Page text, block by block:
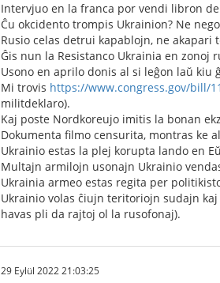
Intervjuo en la franca por vendi libron
Ĉu okcidento trompis Ukrainion? Ne
Rusio celas detrui kapablojn, ne
Ĝis nun la Resistanco Ukrainia en zonoj
Usono en aprilo donis al si leĝon laŭ kiu
Mi trovis https://www.congress.gov/bill/
militdeklaro).
Kaj poste Nordkoreujo imitis la bonan
Dokumenta filmo censurita, montras ke
Ukrainio estas la plej korupta lando en
Multajn armilojn usonajn Ukrainio
Ukrainia armeo estas regita per
Ukrainio volas ĉiujn teritoriojn sudajn
havas pli da rajtoj ol la rusofonaj).
29 Eylül 2022 21:03:25